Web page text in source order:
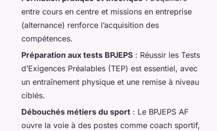
entre cours en centre et missions en entreprise
(alternance) renforce l’acquisition des
compétences.
Préparation aux tests BPJEPS : Réussir les Tests
d’Exigences Préalables (TEP) est essentiel, avec
un entraînement physique et une remise à niveau
ciblés.
Débouchés métiers du sport : Le BPJEPS AF
ouvre la voie à des postes comme coach sportif,